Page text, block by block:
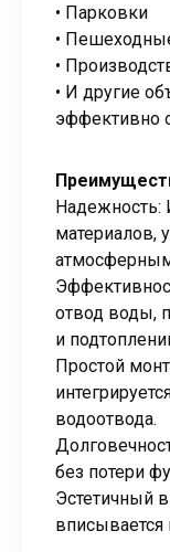
• Парковки
•
•
• И другие
эффективно
Надежность:
материалов,
отвод воды,
и
Простой
водоотвода.
без потери
Эстетичный